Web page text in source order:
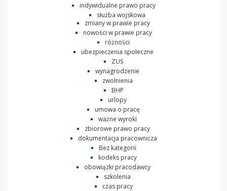
indywidualne prawo pracy
służba wojskowa
zmiany w prawie pracy
nowości w prawie pracy
różności
ubezpieczenia społeczne
ZUS
wynagrodzenie
zwolnienia
BHP
urlopy
umowa o pracę
ważne wyroki
zbiorowe prawo pracy
dokumentacja pracownicza
Bez kategorii
kodeks pracy
obowiązki pracodawcy
szkolenia
czas pracy